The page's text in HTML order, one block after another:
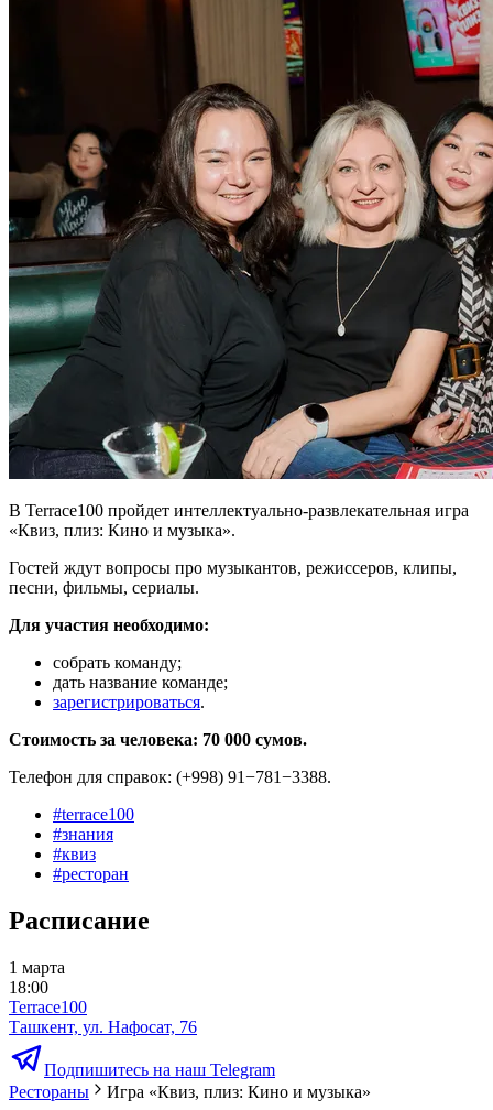
В Terrace100 пройдет интеллектуально-развлекательная игра
«Квиз, плиз: Кино и музыка».
Гостей ждут вопросы про музыкантов, режиссеров, клипы,
песни, фильмы, сериалы.
Для участия необходимо:
собрать команду;
дать название команде;
зарегистрироваться.
Стоимость за человека: 70 000 сумов.
Телефон для справок: (+998) 91−781−3388.
#terrace100
#знания
#квиз
#ресторан
Расписание
1 марта
18:00
Terrace100
Ташкент, ул. Нафосат, 76
Подпишитесь на наш Telegram
Рестораны
Игра «Квиз, плиз: Кино и музыка»